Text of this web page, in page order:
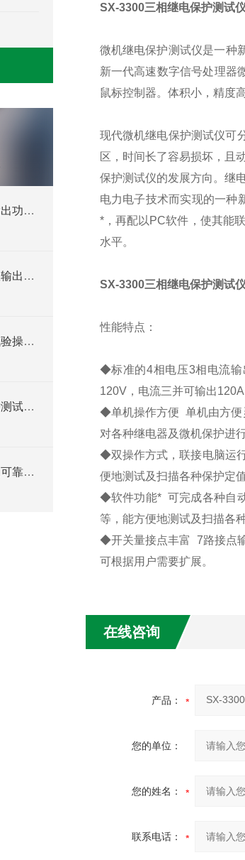
继电保护测试仪的交流量输出功能的精度有多高？
中英文切换继电保护测试仪输出功能
继电保护测试仪差动保护试验操作介绍
如何正确操作微机继电保护测试仪进行测试？
电力系统继电保护测试仪的可靠性分析与评估
SX-3300三相继电保护测试仪
微机继电保护测试仪是一种
新一代高速数字信号处理器
鼠标控制器。体积小，精度
现代微机继电保护测试仪可
区，时间长了容易损坏，且
保护测试仪的发展方向。继
电力电子技术而实现的一种
*，再配以PC软件，使其能
水平。
SX-3300三相继电保护测试仪
性能特点：
◆标准的4相电压3相电流输
120V，电流三并可输出
◆单机操作方便 单机由方便
对各种继电器及微机保护进
◆双操作方式，联接电脑运
便地测试及扫描各种保护定
◆软件功能* 可完成各种自
等，能方便地测试及扫描各
◆开关量接点丰富 7路接点
可根据用户需要扩展。
在线咨询
产品：
您的单位：
您的姓名：
联系电话：